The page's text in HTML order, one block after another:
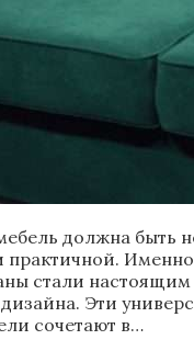
должна быть
практичной.
стали
Эти
сочетают в…